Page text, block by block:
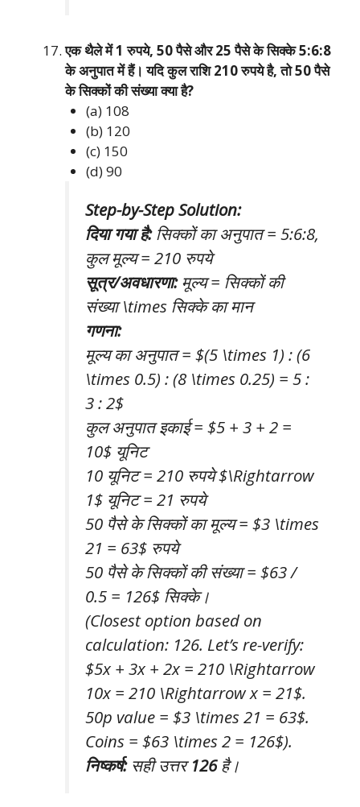
एक थैले में 1 रुपये, 50 पैसे और 25 पैसे के सिक्के 5:6:8
के अनुपात में हैं। यदि कुल राशि 210 रुपये है, तो 50 पैसे
के सिक्कों की संख्या क्या है?
(a) 108
(b) 120
(c) 150
(d) 90
Step-by-Step Solution:
दिया गया है:सिक्कों का अनुपात = 5:6:8,
कुल मूल्य = 210 रुपये
सूत्र/अवधारणा:मूल्य = सिक्कों की
संख्या \times सिक्के का मान
गणना:
मूल्य का अनुपात = $(5 \times 1) : (6
\times 0.5) : (8 \times 0.25) = 5 :
3 : 2$
कुल अनुपात इकाई = $5 + 3 + 2 =
10$ यूनिट
10 यूनिट = 210 रुपये $\Rightarrow
1$ यूनिट = 21 रुपये
50 पैसे के सिक्कों का मूल्य = $3 \times
21 = 63$ रुपये
50 पैसे के सिक्कों की संख्या = $63 /
0.5 = 126$ सिक्के।
(Closest option based on
calculation: 126. Let’s re-verify:
$5x + 3x + 2x = 210 \Rightarrow
10x = 210 \Rightarrow x = 21$.
50p value = $3 \times 21 = 63$.
Coins = $63 \times 2 = 126$).
निष्कर्ष:सही उत्तर126है।